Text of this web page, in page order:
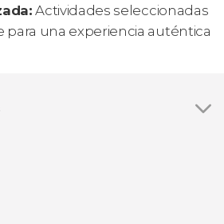
Actividades seleccionadas
una experiencia auténtica